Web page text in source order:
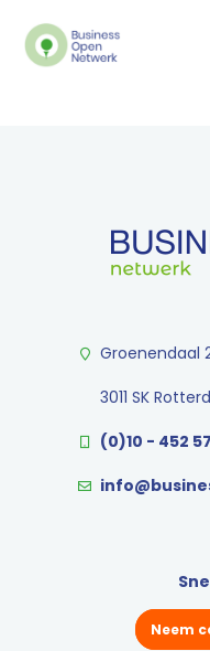
Groenendaal
3011 SK
(0)10 - 452
Neem